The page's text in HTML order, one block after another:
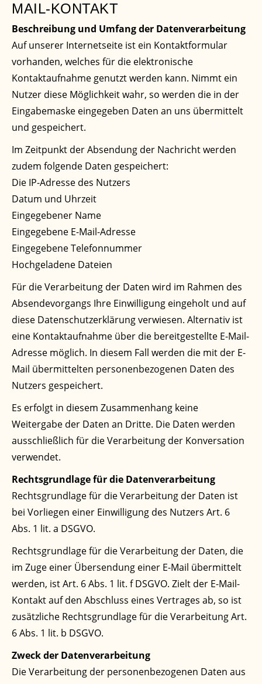
MAIL-KONTAKT
Beschreibung und Umfang der Datenverarbeitung
Auf unserer Internetseite ist ein Kontaktformular
vorhanden, welches für die elektronische
Kontaktaufnahme genutzt werden kann. Nimmt ein
Nutzer diese Möglichkeit wahr, so werden die in der
Eingabemaske eingegeben Daten an uns übermittelt
und gespeichert.
Im Zeitpunkt der Absendung der Nachricht werden
zudem folgende Daten gespeichert:
Die IP-Adresse des Nutzers
Datum und Uhrzeit
Eingegebener Name
Eingegebene E-Mail-Adresse
Eingegebene Telefonnummer
Hochgeladene Dateien
Für die Verarbeitung der Daten wird im Rahmen des
Absendevorgangs Ihre Einwilligung eingeholt und auf
diese Datenschutzerklärung verwiesen. Alternativ ist
eine Kontaktaufnahme über die bereitgestellte E-Mail-
Adresse möglich. In diesem Fall werden die mit der E-
Mail übermittelten personenbezogenen Daten des
Nutzers gespeichert.
Es erfolgt in diesem Zusammenhang keine
Weitergabe der Daten an Dritte. Die Daten werden
ausschließlich für die Verarbeitung der Konversation
verwendet.
Rechtsgrundlage für die Datenverarbeitung
Rechtsgrundlage für die Verarbeitung der Daten ist
bei Vorliegen einer Einwilligung des Nutzers Art. 6
Abs. 1 lit. a DSGVO.
Rechtsgrundlage für die Verarbeitung der Daten, die
im Zuge einer Übersendung einer E-Mail übermittelt
werden, ist Art. 6 Abs. 1 lit. f DSGVO. Zielt der E-Mail-
Kontakt auf den Abschluss eines Vertrages ab, so ist
zusätzliche Rechtsgrundlage für die Verarbeitung Art.
6 Abs. 1 lit. b DSGVO.
Zweck der Datenverarbeitung
Die Verarbeitung der personenbezogenen Daten aus